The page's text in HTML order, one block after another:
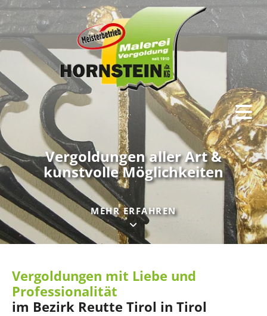
Vergoldungen aller Art &
kunstvolle Möglichkeiten
MEHR ERFAHREN

Vergoldungen mit Liebe und
Professionalität
im Bezirk Reutte Tirol in Tirol